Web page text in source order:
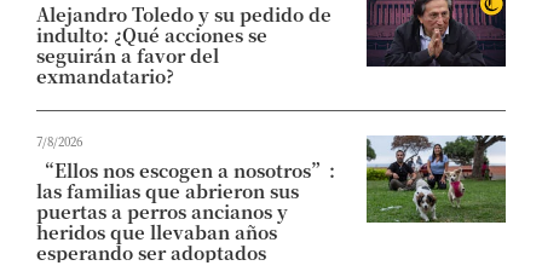
Alejandro Toledo y su pedido de
indulto: ¿Qué acciones se
seguirán a favor del
exmandatario?
7/8/2026
“Ellos nos escogen a nosotros”:
las familias que abrieron sus
puertas a perros ancianos y
heridos que llevaban años
esperando ser adoptados